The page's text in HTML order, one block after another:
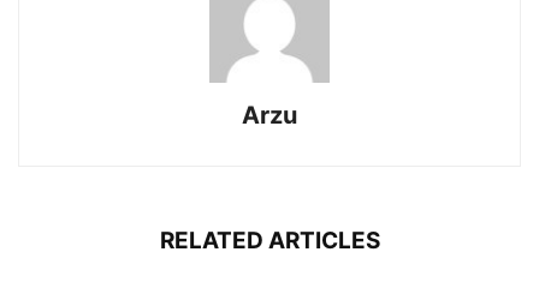
Arzu
RELATED ARTICLES